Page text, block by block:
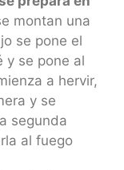
montan una
se pone el
y se pone al
a hervir,
y se
segunda
al fuego